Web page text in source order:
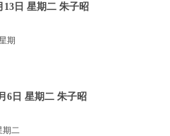
13日 星期二 朱子昭
期
6日 星期二 朱子昭
期二